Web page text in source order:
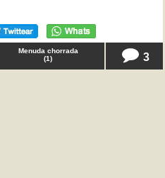
Menuda chorrada
(1) 3